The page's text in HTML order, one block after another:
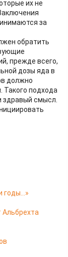
их не
за
обратить
прежде всего,
дозы яда в
должно
Такого подхода
здравый смысл.
годы…»
Альбрехта